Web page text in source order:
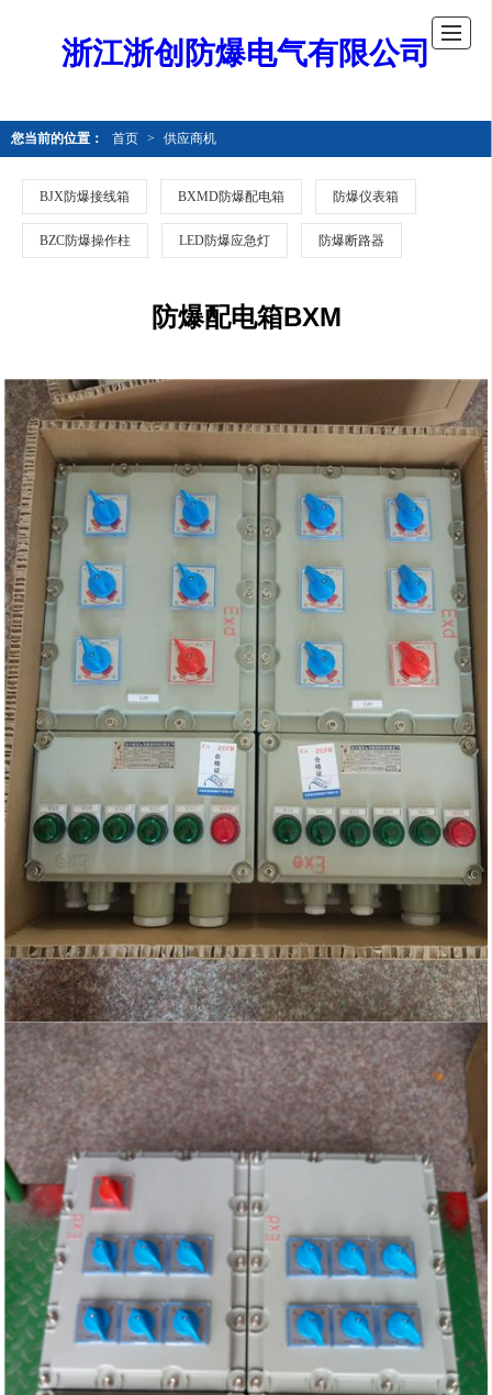
浙江浙创防爆电气有限公司
您当前的位置： 首页 > 供应商机
BJX防爆接线箱 BXMD防爆配电箱 防爆仪表箱
BZC防爆操作柱 LED防爆应急灯 防爆断路器
防爆配电箱BXM